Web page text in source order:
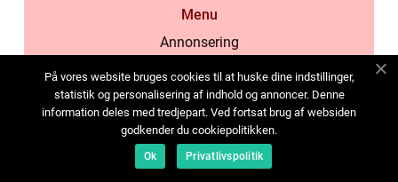
Menu
Annonsering
Cookies
Kontakta oss
Sitemap
På vores website bruges cookies til at huske dine indstillinger,
statistik og personalisering af indhold og annoncer. Denne
information deles med tredjepart. Ved fortsat brug af websiden
godkender du cookiepolitikken.
Ok Privatlivspolitik